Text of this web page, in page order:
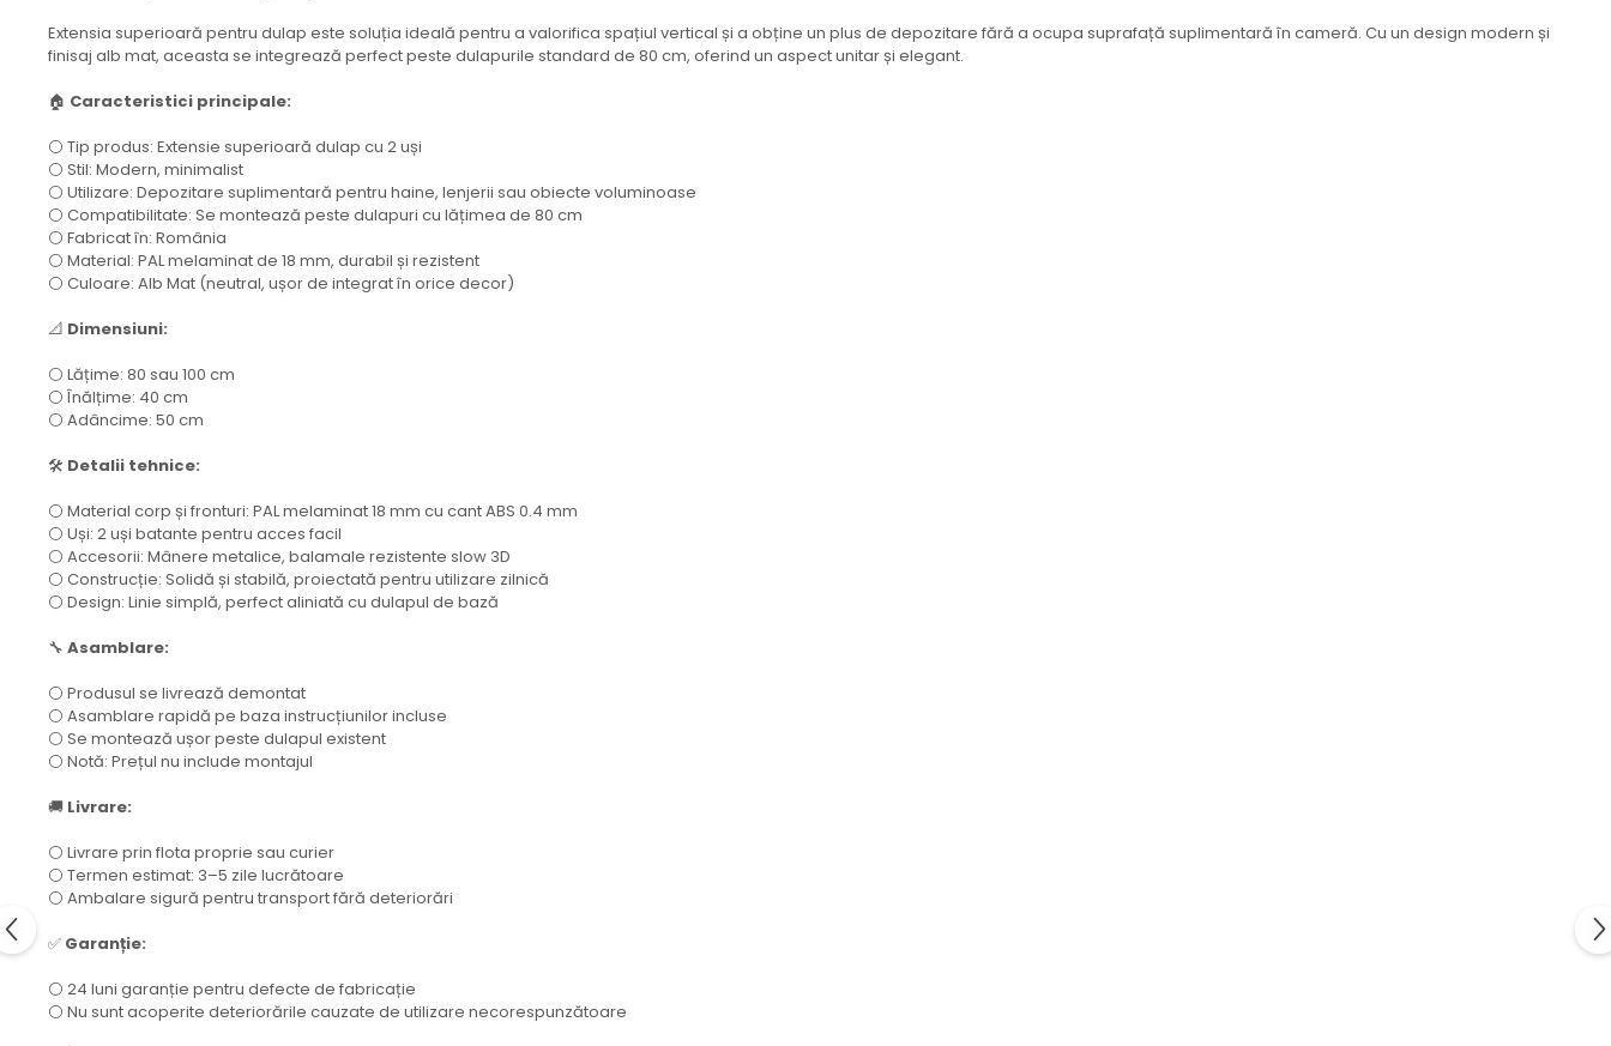
Extensia superioară pentru dulap este soluția ideală pentru a valorifica spațiul vertical și a obține un plus de depozitare fără a ocupa suprafață suplimentară în cameră. Cu un design modern și
finisaj alb mat, aceasta se integrează perfect peste dulapurile standard de 80 cm, oferind un aspect unitar și elegant.
🏠 Caracteristici principale:
⚪ Tip produs: Extensie superioară dulap cu 2 uși
⚪ Stil: Modern, minimalist
⚪ Utilizare: Depozitare suplimentară pentru haine, lenjerii sau obiecte voluminoase
⚪ Compatibilitate: Se montează peste dulapuri cu lățimea de 80 cm
⚪ Fabricat în: România
⚪ Material: PAL melaminat de 18 mm, durabil și rezistent
⚪ Culoare: Alb Mat (neutral, ușor de integrat în orice decor)
📐 Dimensiuni:
⚪ Lățime: 80 sau 100 cm
⚪ Înălțime: 40 cm
⚪ Adâncime: 50 cm
🛠️ Detalii tehnice:
⚪ Material corp și fronturi: PAL melaminat 18 mm cu cant ABS 0.4 mm
⚪ Uși: 2 uși batante pentru acces facil
⚪ Accesorii: Mânere metalice, balamale rezistente slow 3D
⚪ Construcție: Solidă și stabilă, proiectată pentru utilizare zilnică
⚪ Design: Linie simplă, perfect aliniată cu dulapul de bază
🔧 Asamblare:
⚪ Produsul se livrează demontat
⚪ Asamblare rapidă pe baza instrucțiunilor incluse
⚪ Se montează ușor peste dulapul existent
⚪ Notă: Prețul nu include montajul
🚚 Livrare:
⚪ Livrare prin flota proprie sau curier
⚪ Termen estimat: 3–5 zile lucrătoare
⚪ Ambalare sigură pentru transport fără deteriorări
✅ Garanție:
⚪ 24 luni garanție pentru defecte de fabricație
⚪ Nu sunt acoperite deteriorările cauzate de utilizare necorespunzătoare